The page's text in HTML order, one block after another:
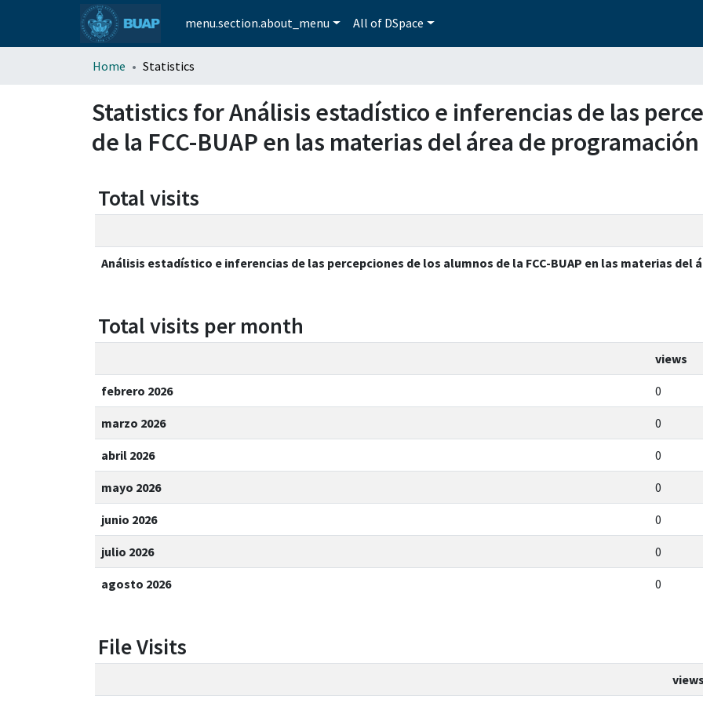
menu.section.about_menu All of DSpace
Home Statistics
Statistics for Análisis estadístico e inferencias de las
de la FCC-BUAP en las materias del área de programación
Total visits
Análisis estadístico e inferencias de las percepciones de los alumnos de la FCC-BUAP en las materias del
Total visits per month
views
febrero 2026 0
marzo 2026 0
abril 2026 0
mayo 2026 0
junio 2026 0
julio 2026 0
agosto 2026 0
File Visits